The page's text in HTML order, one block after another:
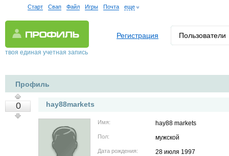
Старт Свап Файл Игры Почта еще
твоя единая учетная запись
Регистрация Пользователи
Профиль
0 hay88markets
Имя: hay88 markets
Пол: мужской
Дата рождения: 28 июля 1997